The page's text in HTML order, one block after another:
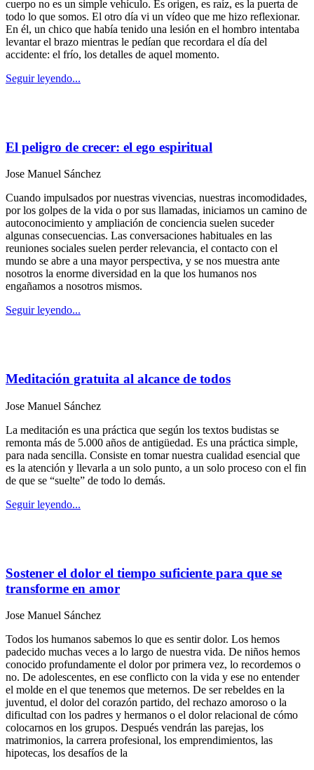
cuerpo no es un simple vehículo. Es origen, es raíz, es la puerta de
todo lo que somos. El otro día vi un vídeo que me hizo reflexionar.
En él, un chico que había tenido una lesión en el hombro intentaba
levantar el brazo mientras le pedían que recordara el día del
accidente: el frío, los detalles de aquel momento.
Seguir leyendo...
El peligro de crecer: el ego espiritual
Jose Manuel Sánchez
Cuando impulsados por nuestras vivencias, nuestras incomodidades,
por los golpes de la vida o por sus llamadas, iniciamos un camino de
autoconocimiento y ampliación de conciencia suelen suceder
algunas consecuencias. Las conversaciones habituales en las
reuniones sociales suelen perder relevancia, el contacto con el
mundo se abre a una mayor perspectiva, y se nos muestra ante
nosotros la enorme diversidad en la que los humanos nos
engañamos a nosotros mismos.
Seguir leyendo...
Meditación gratuita al alcance de todos
Jose Manuel Sánchez
La meditación es una práctica que según los textos budistas se
remonta más de 5.000 años de antigüedad. Es una práctica simple,
para nada sencilla. Consiste en tomar nuestra cualidad esencial que
es la atención y llevarla a un solo punto, a un solo proceso con el fin
de que se “suelte” de todo lo demás.
Seguir leyendo...
Sostener el dolor el tiempo suficiente para que se
transforme en amor
Jose Manuel Sánchez
Todos los humanos sabemos lo que es sentir dolor. Los hemos
padecido muchas veces a lo largo de nuestra vida. De niños hemos
conocido profundamente el dolor por primera vez, lo recordemos o
no. De adolescentes, en ese conflicto con la vida y ese no entender
el molde en el que tenemos que meternos. De ser rebeldes en la
juventud, el dolor del corazón partido, del rechazo amoroso o la
dificultad con los padres y hermanos o el dolor relacional de cómo
colocarnos en los grupos. Después vendrán las parejas, los
matrimonios, la carrera profesional, los emprendimientos, las
hipotecas, los desafíos de la